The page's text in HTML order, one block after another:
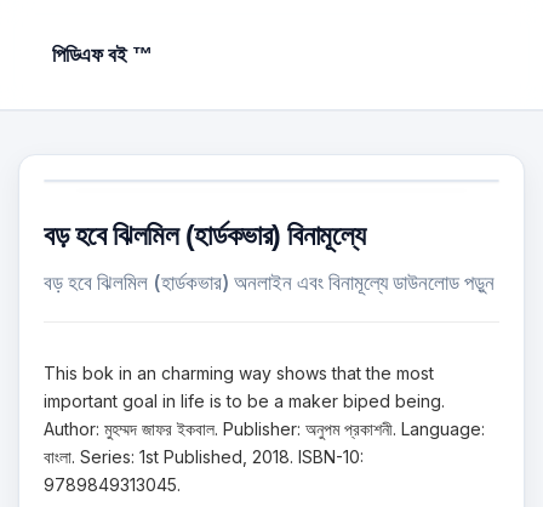
পিডিএফ বই ™
বড় হবে ঝিলমিল (হার্ডকভার) বিনামূল্যে
বড় হবে ঝিলমিল (হার্ডকভার) অনলাইন এবং বিনামূল্যে ডাউনলোড পড়ুন
This bok in an charming way shows that the most
important goal in life is to be a maker biped being.
Author: মুহম্মদ জাফর ইকবাল. Publisher: অনুপম প্রকাশনী. Language:
বাংলা. Series: 1st Published, 2018. ISBN-10:
9789849313045.